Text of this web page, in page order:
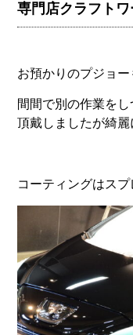
専門店クラフト
お預かりのプジョー
間間で別の作業を
頂戴しましたが綺麗
コーティングはスプ